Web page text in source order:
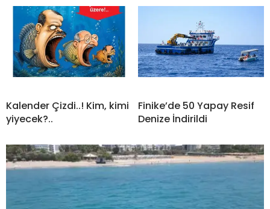
Kalender Çizdi..! Kim, kimi
yiyecek?..
Finike’de 50 Yapay Resif
Denize İndirildi